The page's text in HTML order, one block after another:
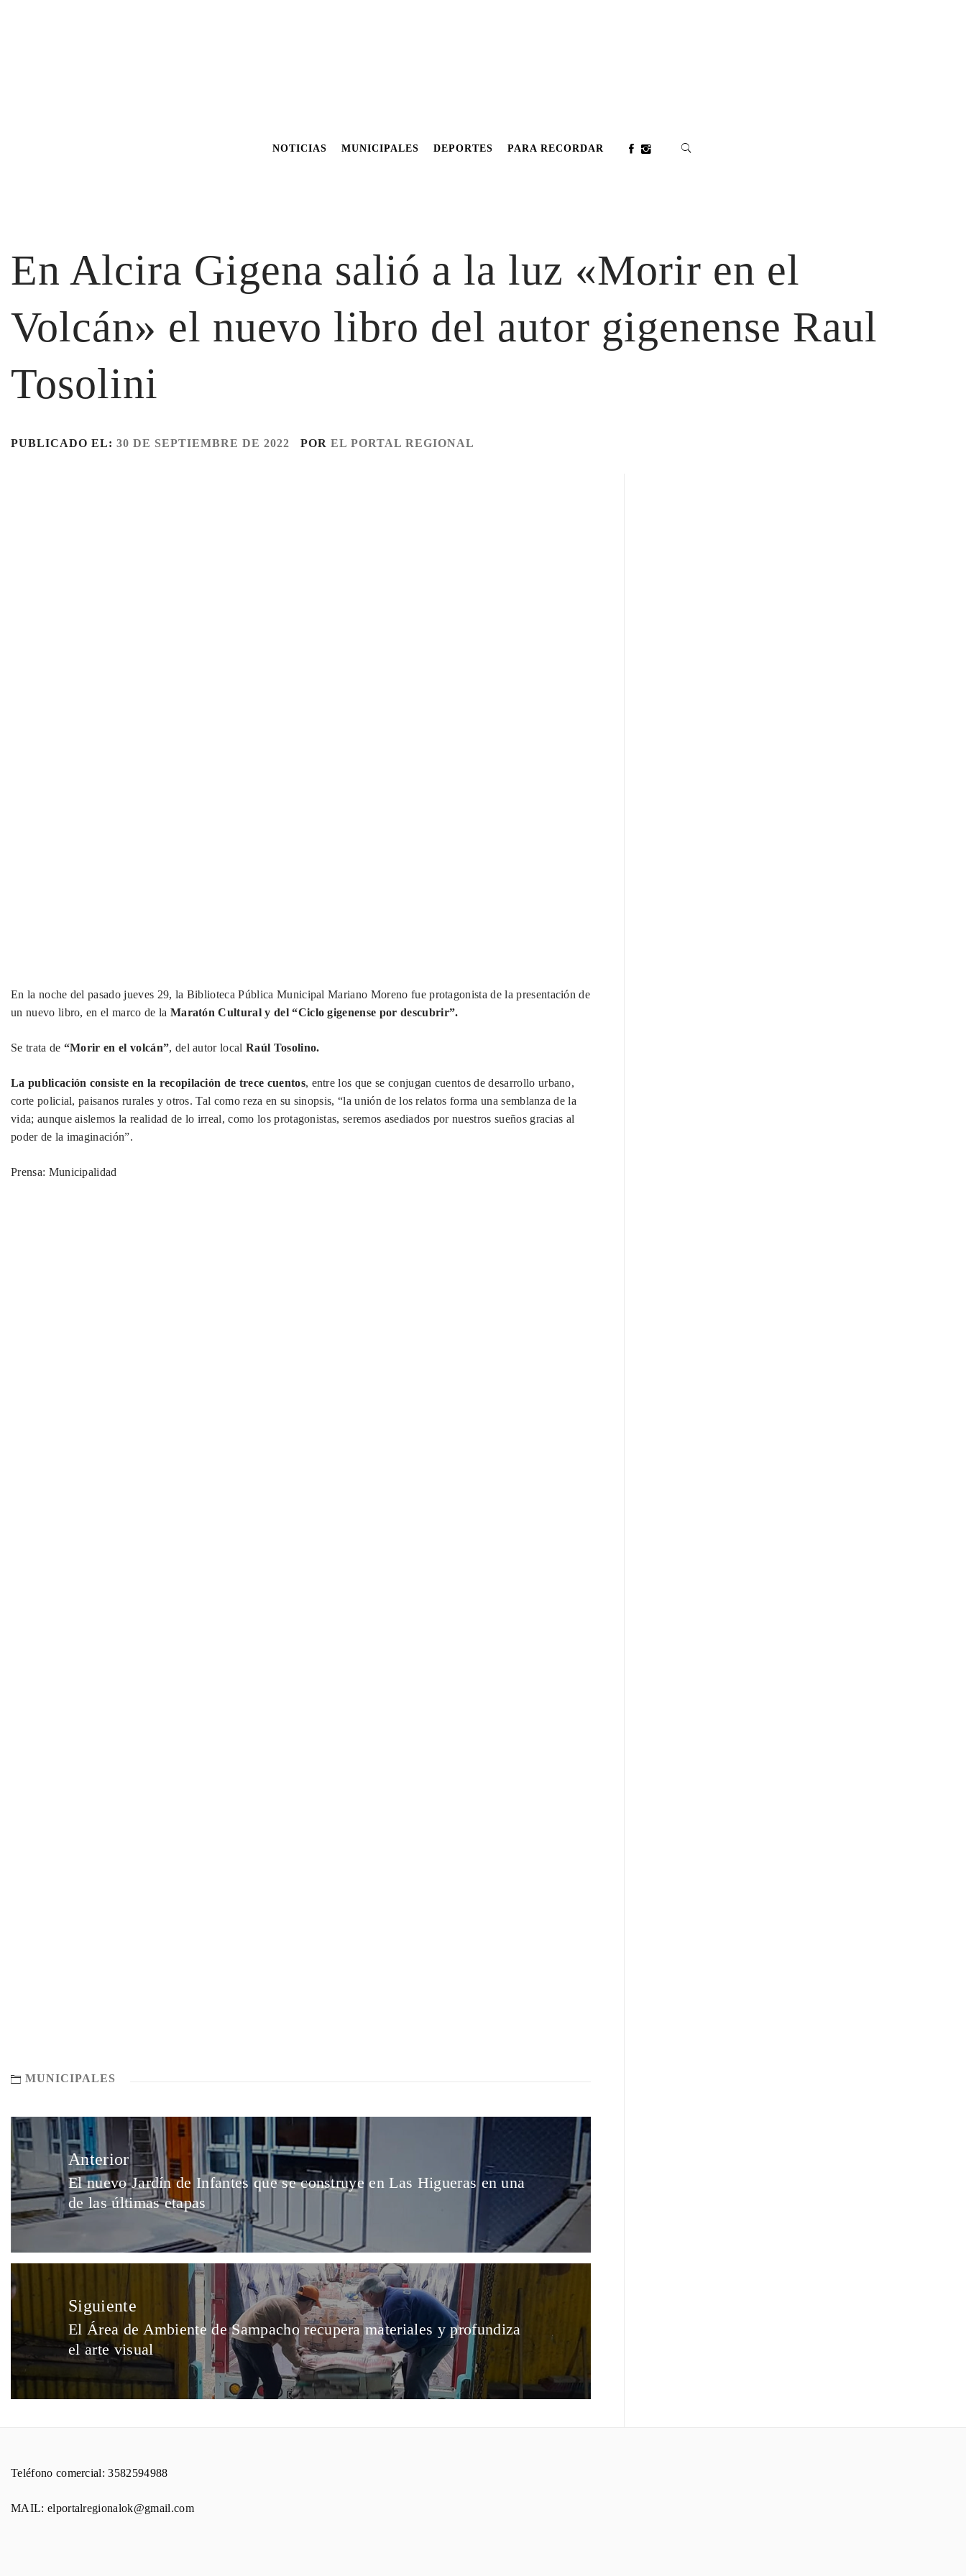
NOTICIAS MUNICIPALES DEPORTES PARA RECORDAR
En Alcira Gigena salió a la luz «Morir en el
Volcán» el nuevo libro del autor gigenense Raul
Tosolini
PUBLICADO EL: 30 DE SEPTIEMBRE DE 2022 POR EL PORTAL REGIONAL
En la noche del pasado jueves 29, la Biblioteca Pública Municipal Mariano Moreno fue protagonista de la presentación de
un nuevo libro, en el marco de la Maratón Cultural y del “Ciclo gigenense por descubrir”.
Se trata de “Morir en el volcán”, del autor localRaúl Tosolino.
La publicación consiste en la recopilación de trece cuentos, entre los que se conjugan cuentos de desarrollo urbano,
corte policial, paisanos rurales y otros. Tal como reza en su sinopsis, “la unión de los relatos forma una semblanza de la
vida; aunque aislemos la realidad de lo irreal, como los protagonistas, seremos asediados por nuestros sueños gracias al
poder de la imaginación”.
Prensa: Municipalidad
MUNICIPALES
Anterior
El nuevo Jardín de Infantes que se construye en Las Higueras en una
de las últimas etapas
Siguiente
El Área de Ambiente de Sampacho recupera materiales y profundiza
el arte visual
Teléfono comercial: 3582594988
MAIL: elportalregionalok@gmail.com